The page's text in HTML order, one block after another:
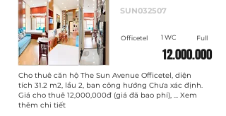
SUN032507
Officetel 1 WC Full
12.000.000
Cho thuê căn hộ The Sun Avenue Officetel, diện
tích 31.2 m2, lầu 2, ban công hướng Chưa xác định.
Giá cho thuê 12,000,000đ (giá đã bao phí), ... Xem
thêm chi tiết